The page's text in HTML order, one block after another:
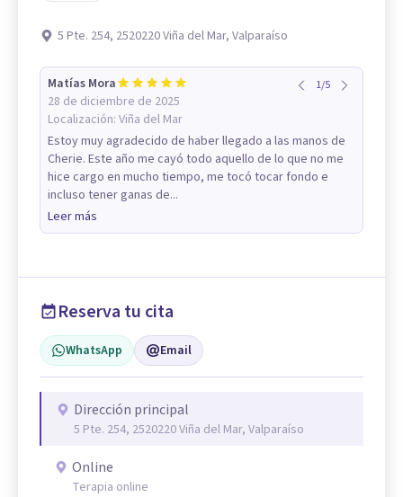
5 Pte. 254, 2520220 Viña del Mar, Valparaíso
Matías Mora
28 de diciembre de 2025
Localización: Viña del Mar
1/5
Estoy muy agradecido de haber llegado a las manos de
Cherie. Este año me cayó todo aquello de lo que no me
hice cargo en mucho tiempo, me tocó tocar fondo e
incluso tener ganas de...
Leer más
Reserva tu cita
WhatsApp Email
Dirección principal
5 Pte. 254, 2520220 Viña del Mar, Valparaíso
Online
Terapia online